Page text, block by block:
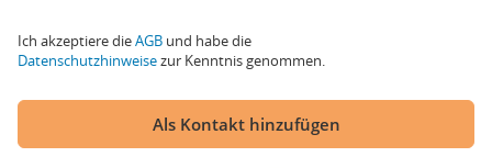
Ich akzeptiere dieAGB und habe die
Datenschutzhinweisezur Kenntnis genommen.
Als Kontakt hinzufügen